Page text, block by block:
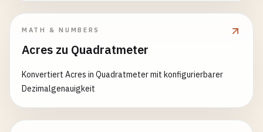
MATH & NUMBERS
Acres zu Quadratmeter
Konvertiert Acres in Quadratmeter mit konfigurierbarer
Dezimalgenauigkeit